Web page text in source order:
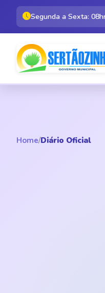
Segunda a Sexta:
Home/Diário Oficial